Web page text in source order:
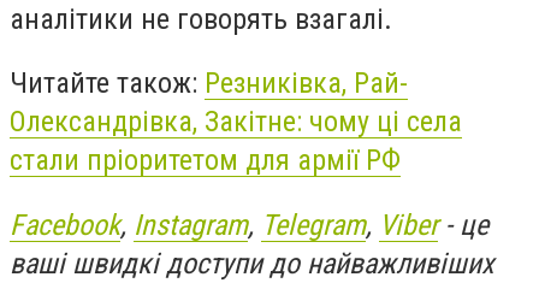
аналітики не говорять взагалі.
Читайте також: Резниківка, Рай-
Олександрівка, Закітне: чому ці села
стали пріоритетом для армії РФ
Facebook, Instagram, Telegram, Viber- це
ваші швидкі доступи до найважливіших